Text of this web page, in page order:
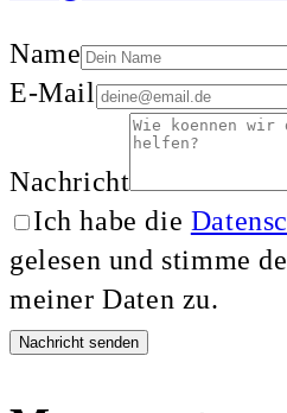
Name
E-Mail
Nachricht
Ich habe die
gelesen und stimme
meiner Daten zu.
Nachricht senden